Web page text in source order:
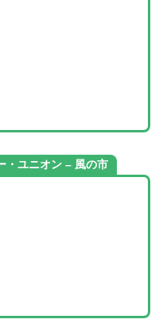
・ユニオン – 風の市